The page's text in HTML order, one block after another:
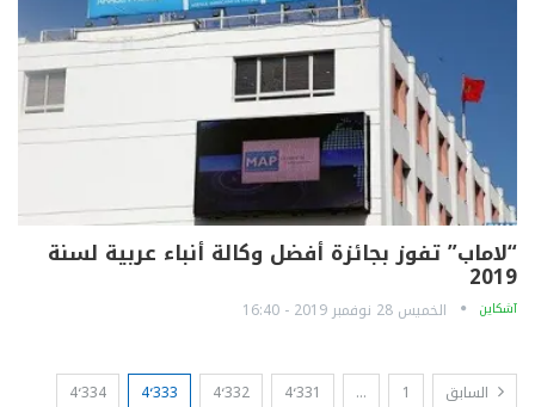
“لاماب” تفوز بجائزة أفضل وكالة أنباء عربية لسنة
2019
آشكاين الخميس 28 نوفمبر 2019 - 16:40
السابق 1
… 4٬331 4٬332 4٬333
4٬334